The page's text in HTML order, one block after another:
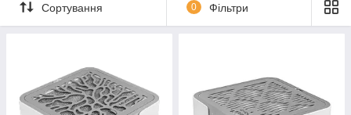
Сортування 0 Фільтри